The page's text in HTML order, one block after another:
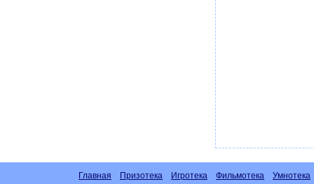
Главная Призотека Игротека Фильмотека Умнотека